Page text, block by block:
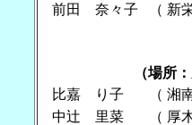
前田 奈々子 （ 新
（場所
比嘉 り子
（ 湘
中辻 里菜
（ 厚